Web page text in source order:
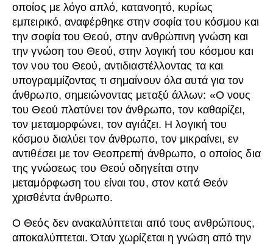
οποίος με λόγο απλό, κατανοητό, κυρίως
εμπειρικό, αναφέρθηκε στην σοφία του κόσμου και
την σοφία του Θεού, στην ανθρώπινη γνώση και
την γνώση του Θεού, στην λογική του κόσμου και
τον νου του Θεού, αντιδιαστέλλοντας τα και
υπογραμμίζοντας τι σημαίνουν όλα αυτά για τον
άνθρωπο, σημειώνοντας μεταξύ άλλων: «Ο νους
του Θεού πλατύνει τον άνθρωπο, τον καθαρίζει,
τον μεταμορφώνει, τον αγιάζει. Η λογική του
κόσμου διαλύει τον άνθρωπο, τον μικραίνει, εν
αντιθέσει με τον Θεοπρεπή άνθρωπο, ο οποίος δια
της γνώσεως του Θεού οδηγείται στην
μεταμόρφωση του είναι του, στον κατά Θεόν
χρισθέντα άνθρωπο.
Ο Θεός δεν ανακαλύπτεται από τους ανθρώπους,
αποκαλύπτεται. Όταν χωρίζεται η γνώση από την